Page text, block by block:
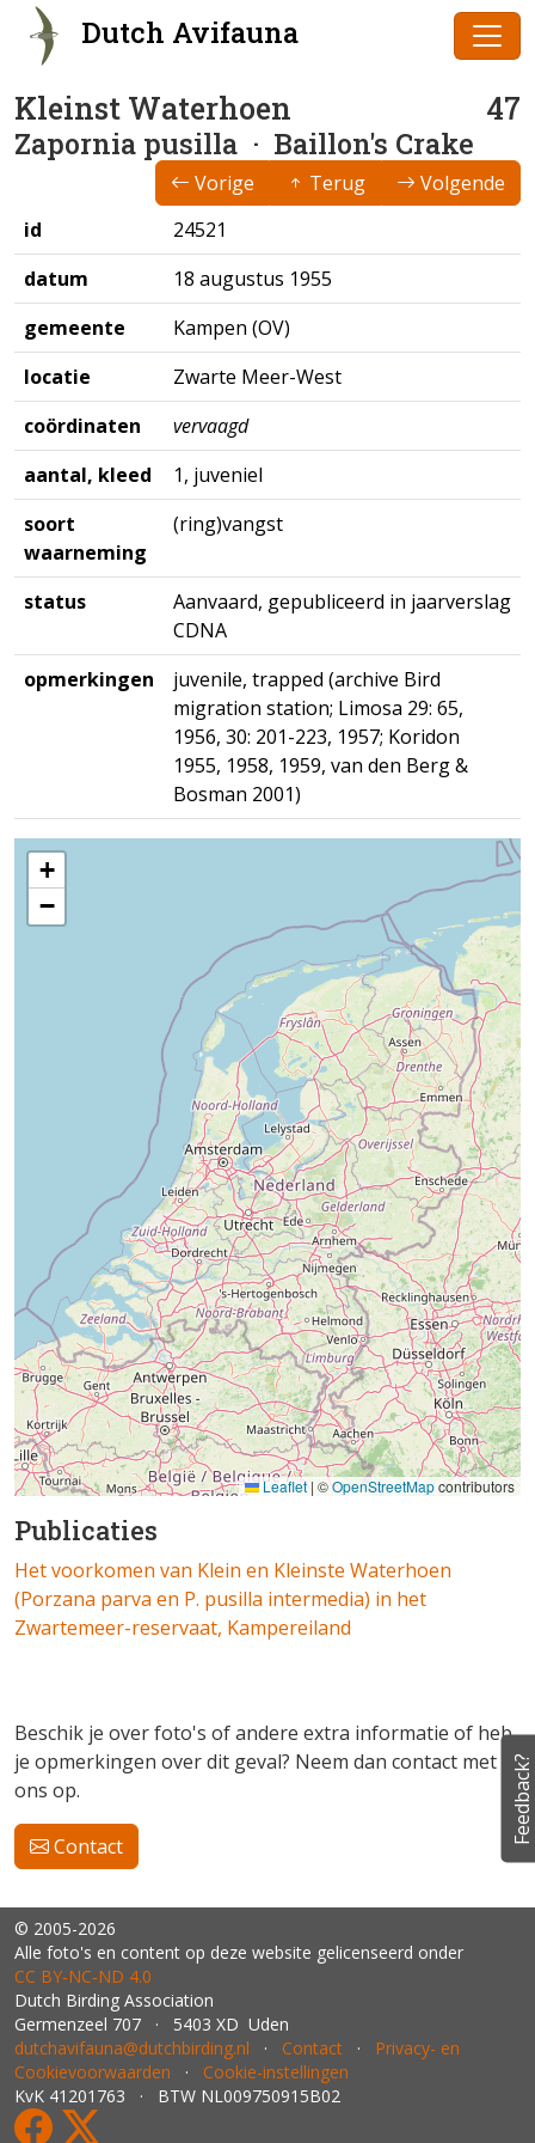
Dutch Avifauna
Kleinst Waterhoen 47
Zapornia pusilla · Baillon's Crake
Vorige Terug
Volgende
id
24521
datum
18 augustus 1955
gemeente
Kampen (OV)
locatie
Zwarte Meer-West
coördinaten
vervaagd
aantal, kleed
1, juveniel
soort
waarneming
(ring)vangst
status
Aanvaard, gepubliceerd in jaarverslag
CDNA
opmerkingen
juvenile, trapped (archive Bird
migration station; Limosa 29: 65,
1956, 30: 201-223, 1957; Koridon
1955, 1958, 1959, van den Berg &
Bosman 2001)
+
−
Leaflet| ©OpenStreetMapcontributors
Publicaties
Het voorkomen van Klein en Kleinste Waterhoen
(Porzana parva en P. pusilla intermedia) in het
Zwartemeer-reservaat, Kampereiland
Beschik je over foto's of andere extra informatie of heb
je opmerkingen over dit geval? Neem dan contact met
ons op.
Contact
© 2005-2026
Alle foto's en content op deze website gelicenseerd onder
CC BY‑NC‑ND 4.0
Dutch Birding Association
Germenzeel 707 · 5403 XD Uden
dutchavifauna@dutchbirding.nl · Contact · Privacy- en
Cookievoorwaarden · Cookie-instellingen
KvK 41201763 · BTW NL009750915B02
Feedback?